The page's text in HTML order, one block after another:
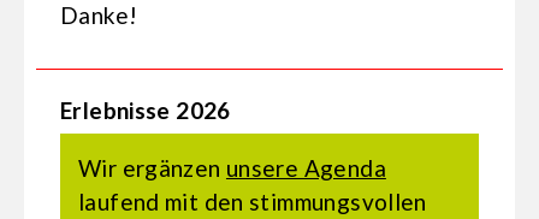
Danke!
Erlebnisse 2026
Wir ergänzen unsere Agenda
laufend mit den stimmungsvollen